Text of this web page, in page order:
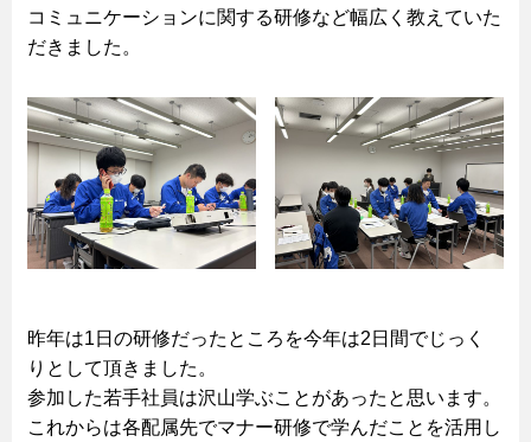
コミュニケーションに関する研修など幅広く教えていた
だきました。
昨年は1日の研修だったところを今年は2日間でじっく
りとして頂きました。
参加した若手社員は沢山学ぶことがあったと思います。
これからは各配属先でマナー研修で学んだことを活用し